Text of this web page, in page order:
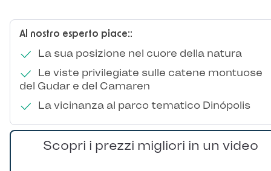
Al nostro esperto piace::
La sua posizione nel cuore della natura
Le viste privilegiate sulle catene montuose
del Gudar e del Camaren
La vicinanza al parco tematico Dinópolis
Scopri i prezzi migliori in un video